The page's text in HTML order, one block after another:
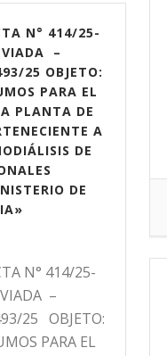
N° 414/25-
–
25 OBJETO:
PARA EL
PLANTA DE
A
DE
DE
N° 414/25-
–
25 OBJETO:
PARA EL